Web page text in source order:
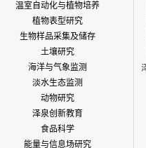
温室自动化与植物培养
植物表型研究
生物样品采集及储存
土壤研究
海洋与气象监测
淡水生态监测
动物研究
泽泉创新教育
食品科学
能量与信息场研究